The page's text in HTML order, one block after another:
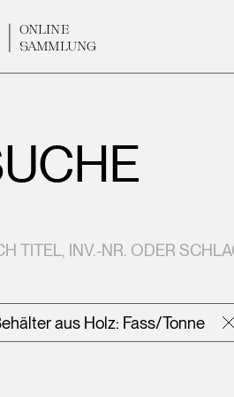
ONLINE
SAMMLUNG
TITEL, INV.-NR. ODER
aus Holz: Fass/Tonne